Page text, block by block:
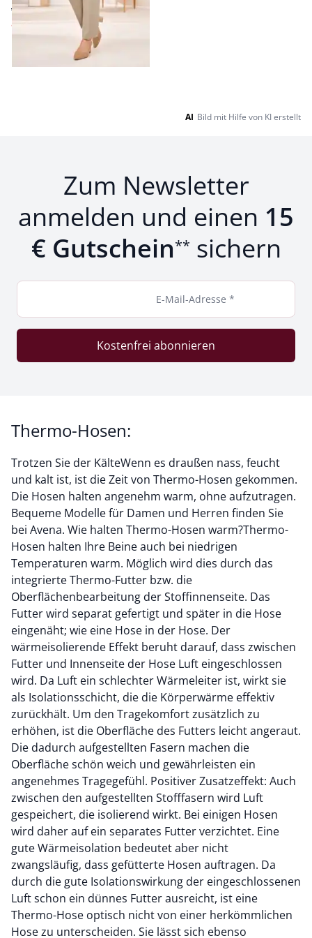
ab € 79,95
ab€ 49,95 (-38%)
Seite 1 geladen. Zeige Produkte 1 bis 7 von 7.
AI Bild mit Hilfe von KI erstellt
Zum Newsletter
anmelden und einen 15
€ Gutschein** sichern
E-Mail-Adresse *
Kostenfrei abonnieren
Thermo-Hosen:
Trotzen Sie der KälteWenn es draußen nass, feucht
und kalt ist, ist die Zeit von Thermo-Hosen gekommen.
Die Hosen halten angenehm warm, ohne aufzutragen.
Bequeme Modelle für Damen und Herren finden Sie
bei Avena. Wie halten Thermo-Hosen warm?Thermo-
Hosen halten Ihre Beine auch bei niedrigen
Temperaturen warm. Möglich wird dies durch das
integrierte Thermo-Futter bzw. die
Oberflächenbearbeitung der Stoffinnenseite. Das
Futter wird separat gefertigt und später in die Hose
eingenäht; wie eine Hose in der Hose. Der
wärmeisolierende Effekt beruht darauf, dass zwischen
Futter und Innenseite der Hose Luft eingeschlossen
wird. Da Luft ein schlechter Wärmeleiter ist, wirkt sie
als Isolationsschicht, die die Körperwärme effektiv
zurückhält. Um den Tragekomfort zusätzlich zu
erhöhen, ist die Oberfläche des Futters leicht angeraut.
Die dadurch aufgestellten Fasern machen die
Oberfläche schön weich und gewährleisten ein
angenehmes Tragegefühl. Positiver Zusatzeffekt: Auch
zwischen den aufgestellten Stofffasern wird Luft
gespeichert, die isolierend wirkt. Bei einigen Hosen
wird daher auf ein separates Futter verzichtet. Eine
gute Wärmeisolation bedeutet aber nicht
zwangsläufig, dass gefütterte Hosen auftragen. Da
durch die gute Isolationswirkung der eingeschlossenen
Luft schon ein dünnes Futter ausreicht, ist eine
Thermo-Hose optisch nicht von einer herkömmlichen
Hose zu unterscheiden. Sie lässt sich ebenso